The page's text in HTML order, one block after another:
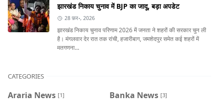
झारखंड निकाय चुनाव में BJP का जादू, बड़ा अपडेट
28 फ़र॰, 2026
झारखंड निकाय चुनाव परिणाम 2026 में जनता ने शहरों की सरकार चुन ली
है। मंगलवार देर रात तक रांची, हजारीबाग, जमशेदपुर समेत कई शहरों में
मतगणना...
CATEGORIES
Araria News [1] Banka News [3]